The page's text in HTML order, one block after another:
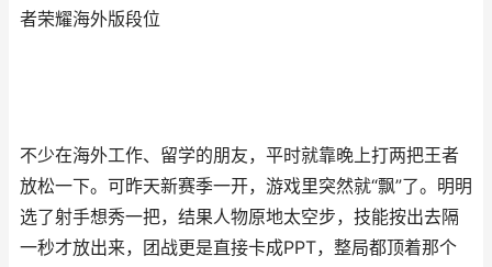
者荣耀海外版段位
不少在海外工作、留学的朋友，平时就靠晚上打两把王者
放松一下。可昨天新赛季一开，游戏里突然就“飘”了。明明
选了射手想秀一把，结果人物原地太空步，技能按出去隔
一秒才放出来，团战更是直接卡成PPT，整局都顶着那个